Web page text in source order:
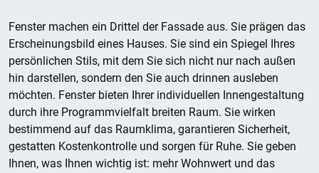
Fenster machen ein Drittel der Fassade aus. Sie prägen das
Erscheinungsbild eines Hauses. Sie sind ein Spiegel Ihres
persönlichen Stils, mit dem Sie sich nicht nur nach außen
hin darstellen, sondern den Sie auch drinnen ausleben
möchten. Fenster bieten Ihrer individuellen Innengestaltung
durch ihre Programmvielfalt breiten Raum. Sie wirken
bestimmend auf das Raumklima, garantieren Sicherheit,
gestatten Kostenkontrolle und sorgen für Ruhe. Sie geben
Ihnen, was Ihnen wichtig ist: mehr Wohnwert und das